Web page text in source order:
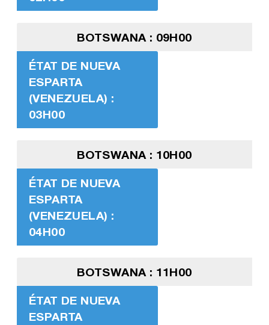
BOTSWANA : 09H00
ÉTAT DE NUEVA
ESPARTA
(VENEZUELA) :
03H00
BOTSWANA : 10H00
ÉTAT DE NUEVA
ESPARTA
(VENEZUELA) :
04H00
BOTSWANA : 11H00
ÉTAT DE NUEVA
ESPARTA